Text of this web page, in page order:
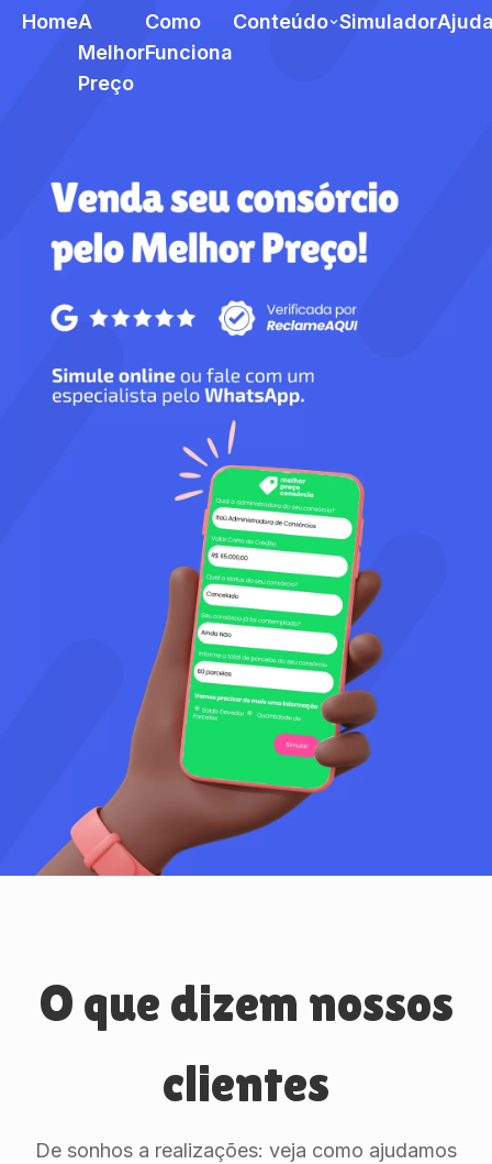
HomeA
Melhor
Preço
Como
Funciona
Conteúdo Simulador
O que dizem nossos
clientes
De sonhos a realizações: veja como ajudamos